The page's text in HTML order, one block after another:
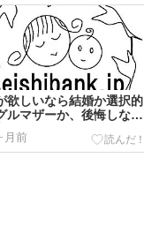
欲しいなら結婚か選択的
ルマザーか、後悔しない
月前